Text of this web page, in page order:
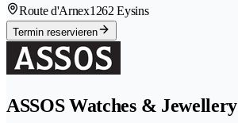
Route d'Arnex1262 Eysins
Termin reservieren
ASSOS Watches & Jewellery